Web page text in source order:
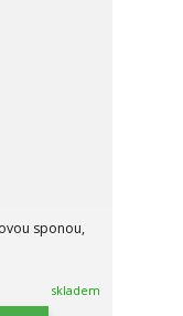
sponou,
skladem